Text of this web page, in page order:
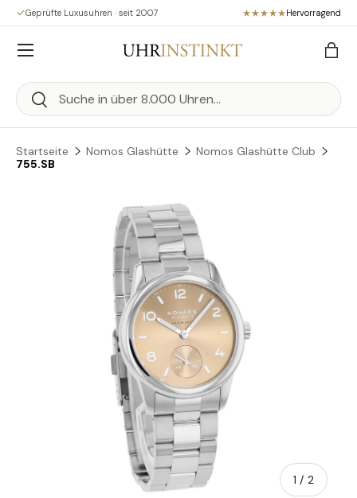
Direkt zum Inhalt
Geprüfte Luxusuhren · seit 2007 Hervorragend
Suchen
Suchen
Menü
Startseite Nomos Glashütte
Nomos Glashütte Club
755.SB
Zu Produktinformationen springen
1 / von
2